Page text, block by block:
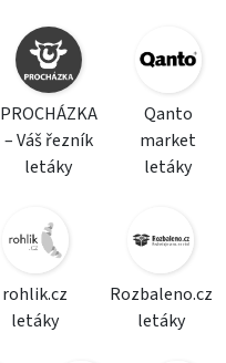
PROCHÁZKA
– Váš řezník
letáky
Qanto
market
letáky
rohlik.cz
letáky
Rozbaleno.cz
letáky